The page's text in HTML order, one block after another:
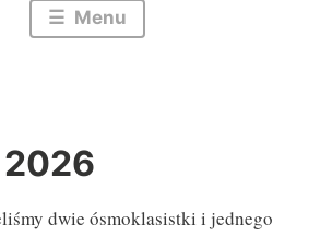
Menu
dwie ósmoklasistki i jednego